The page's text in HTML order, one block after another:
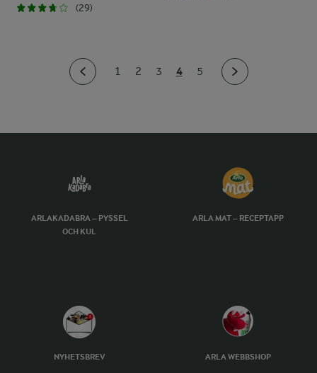
(29)
1 2 3 4 5
ARLAKADABRA – PYSSEL
OCH KUL
ARLA MAT – RECEPTAPP
NYHETSBREV ARLA WEBBSHOP